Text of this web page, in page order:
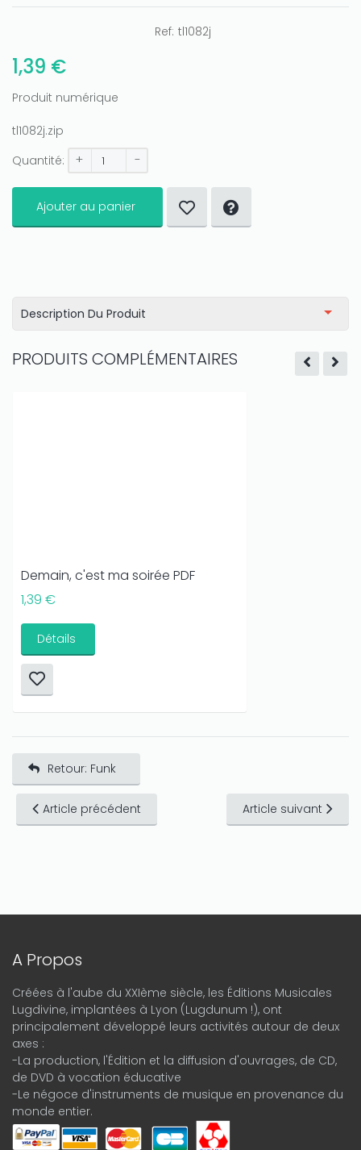
Ref: tl1082j
1,39 €
Produit numérique
tl1082j.zip
Quantité:
+ -
Ajouter au panier
Description Du Produit
PRODUITS COMPLÉMENTAIRES
Demain, c'est ma soirée PDF
1,39 €
Détails
Retour: Funk
Article précédent Article suivant
A Propos
Créées à l'aube du XXIème siècle, les Éditions Musicales
Lugdivine, implantées à Lyon (Lugdunum !), ont
principalement développé leurs activités autour de deux
axes :
-La production, l'Édition et la diffusion d'ouvrages, de CD,
de DVD à vocation éducative
-Le négoce d'instruments de musique en provenance du
monde entier.